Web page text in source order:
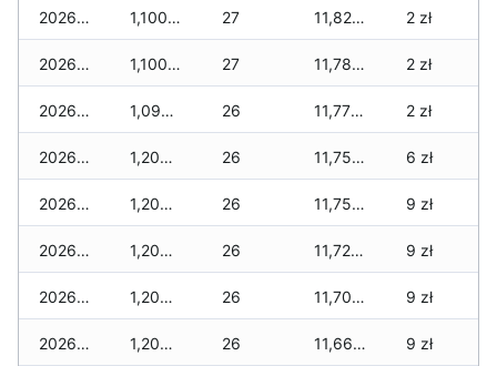
2026-04-29 1,100 zł 27 11,820 zł 2 zł
2026-04-28 1,100 zł 27 11,785 zł 2 zł
2026-04-27 1,090 zł 26 11,775 zł 2 zł
2026-04-26 1,200 zł 26 11,755 zł 6 zł
2026-04-25 1,200 zł 26 11,755 zł 9 zł
2026-04-24 1,200 zł 26 11,720 zł 9 zł
2026-04-23 1,200 zł 26 11,700 zł 9 zł
2026-04-22 1,200 zł 26 11,665 zł 9 zł